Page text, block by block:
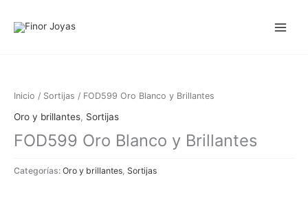
Inicio / Sortijas / FOD599 Oro Blanco y Brillantes
Oro y brillantes, Sortijas
FOD599 Oro Blanco y Brillantes
Categorías: Oro y brillantes Sortijas